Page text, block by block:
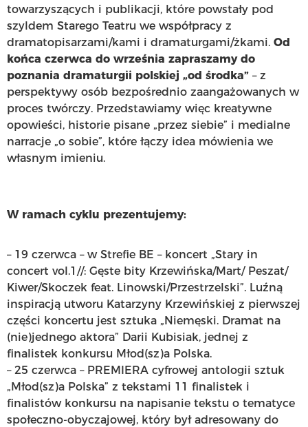
towarzyszących i publikacji, które powstały pod
szyldem Starego Teatru we współpracy z
dramatopisarzami/kami i dramaturgami/żkami. Od
końca czerwca do września zapraszamy do
poznania dramaturgii polskiej „od środka” – z
perspektywy osób bezpośrednio zaangażowanych w
proces twórczy. Przedstawiamy więc kreatywne
opowieści, historie pisane „przez siebie” i medialne
narracje „o sobie”, które łączy idea mówienia we
własnym imieniu.
W ramach cyklu prezentujemy:
– 19 czerwca – w Strefie BE – koncert „Stary in
concert vol.1//: Gęste bity Krzewińska/Mart/ Peszat/
Kiwer/Skoczek feat. Linowski/Przestrzelski”. Luźną
inspiracją utworu Katarzyny Krzewińskiej z pierwszej
części koncertu jest sztuka „Niemęski. Dramat na
(nie)jednego aktora” Darii Kubisiak, jednej z
finalistek konkursu Młod(sz)a Polska.
– 25 czerwca – PREMIERA cyfrowej antologii sztuk
„Młod(sz)a Polska” z tekstami 11 finalistek i
finalistów konkursu na napisanie tekstu o tematyce
społeczno-obyczajowej, który był adresowany do